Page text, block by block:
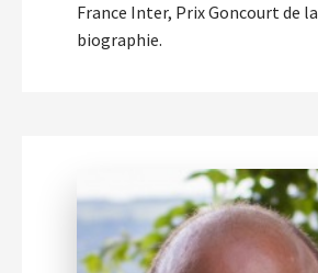
France Inter, Prix Goncourt de la
biographie.